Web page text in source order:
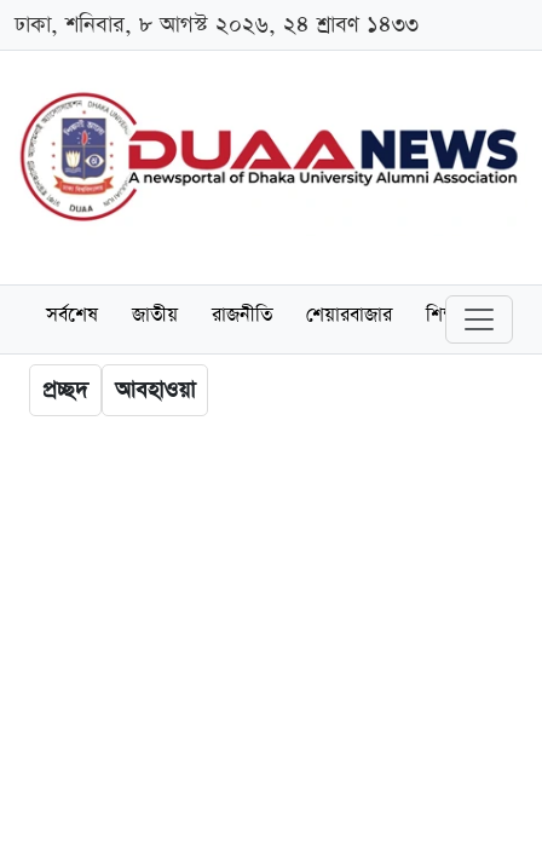
ঢাকা, শনিবার, ৮ আগস্ট ২০২৬, ২৪ শ্রাবণ ১৪৩৩
সর্বশেষ জাতীয় রাজনীতি শেয়ারবাজার শিক্ষা
প্রচ্ছদ আবহাওয়া